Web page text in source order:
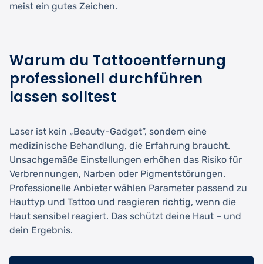
meist ein gutes Zeichen.
Warum du Tattooentfernung
professionell durchführen
lassen solltest
Laser ist kein „Beauty-Gadget“, sondern eine
medizinische Behandlung, die Erfahrung braucht.
Unsachgemäße Einstellungen erhöhen das Risiko für
Verbrennungen, Narben oder Pigmentstörungen.
Professionelle Anbieter wählen Parameter passend zu
Hauttyp und Tattoo und reagieren richtig, wenn die
Haut sensibel reagiert. Das schützt deine Haut – und
dein Ergebnis.